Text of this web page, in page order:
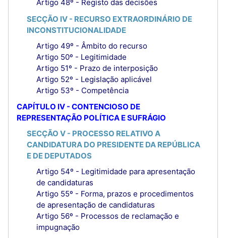
Artigo 48º - Registo das decisões
SECÇÃO IV - RECURSO EXTRAORDINÁRIO DE
INCONSTITUCIONALIDADE
Artigo 49º - Âmbito do recurso
Artigo 50º - Legitimidade
Artigo 51º - Prazo de interposição
Artigo 52º - Legislação aplicável
Artigo 53º - Competência
CAPÍTULO IV - CONTENCIOSO DE
REPRESENTAÇÃO POLÍTICA E SUFRÁGIO
SECÇÃO V - PROCESSO RELATIVO A
CANDIDATURA DO PRESIDENTE DA REPÚBLICA
E DE DEPUTADOS
Artigo 54º - Legitimidade para apresentação
de candidaturas
Artigo 55º - Forma, prazos e procedimentos
de apresentação de candidaturas
Artigo 56º - Processos de reclamação e
impugnação